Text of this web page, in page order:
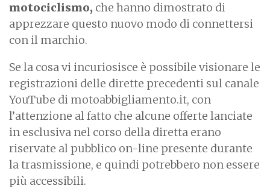
motociclismo, che hanno dimostrato di
apprezzare questo nuovo modo di connettersi
con il marchio.
Se la cosa vi incuriosisce è possibile visionare le
registrazioni delle dirette precedenti sul canale
YouTube di motoabbigliamento.it, con
l’attenzione al fatto che alcune offerte lanciate
in esclusiva nel corso della diretta erano
riservate al pubblico on-line presente durante
la trasmissione, e quindi potrebbero non essere
più accessibili.